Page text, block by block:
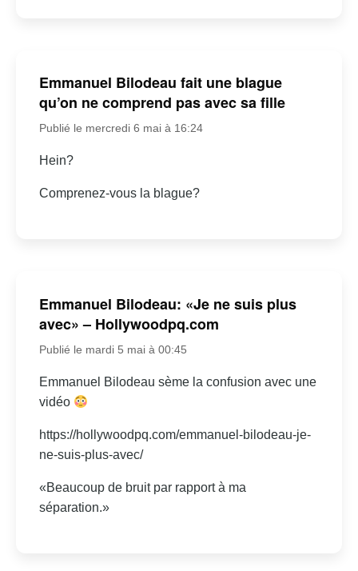
Emmanuel Bilodeau fait une blague
qu’on ne comprend pas avec sa fille
Publié le mercredi 6 mai à 16:24
Hein?
Comprenez-vous la blague?
Emmanuel Bilodeau: «Je ne suis plus
avec» – Hollywoodpq.com
Publié le mardi 5 mai à 00:45
Emmanuel Bilodeau sème la confusion avec une
vidéo
https://hollywoodpq.com/emmanuel-bilodeau-je-
ne-suis-plus-avec/
«Beaucoup de bruit par rapport à ma
séparation.»